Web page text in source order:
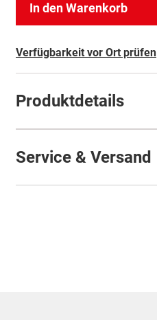
In den Warenkorb
Verfügbarkeit vor Ort prüfen
Produktdetails
Service & Versand